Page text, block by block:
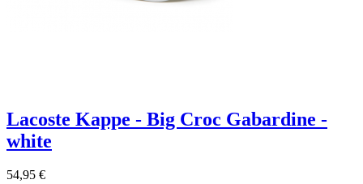
Lacoste Kappe - Big Croc Gabardine -
white
54,95 €